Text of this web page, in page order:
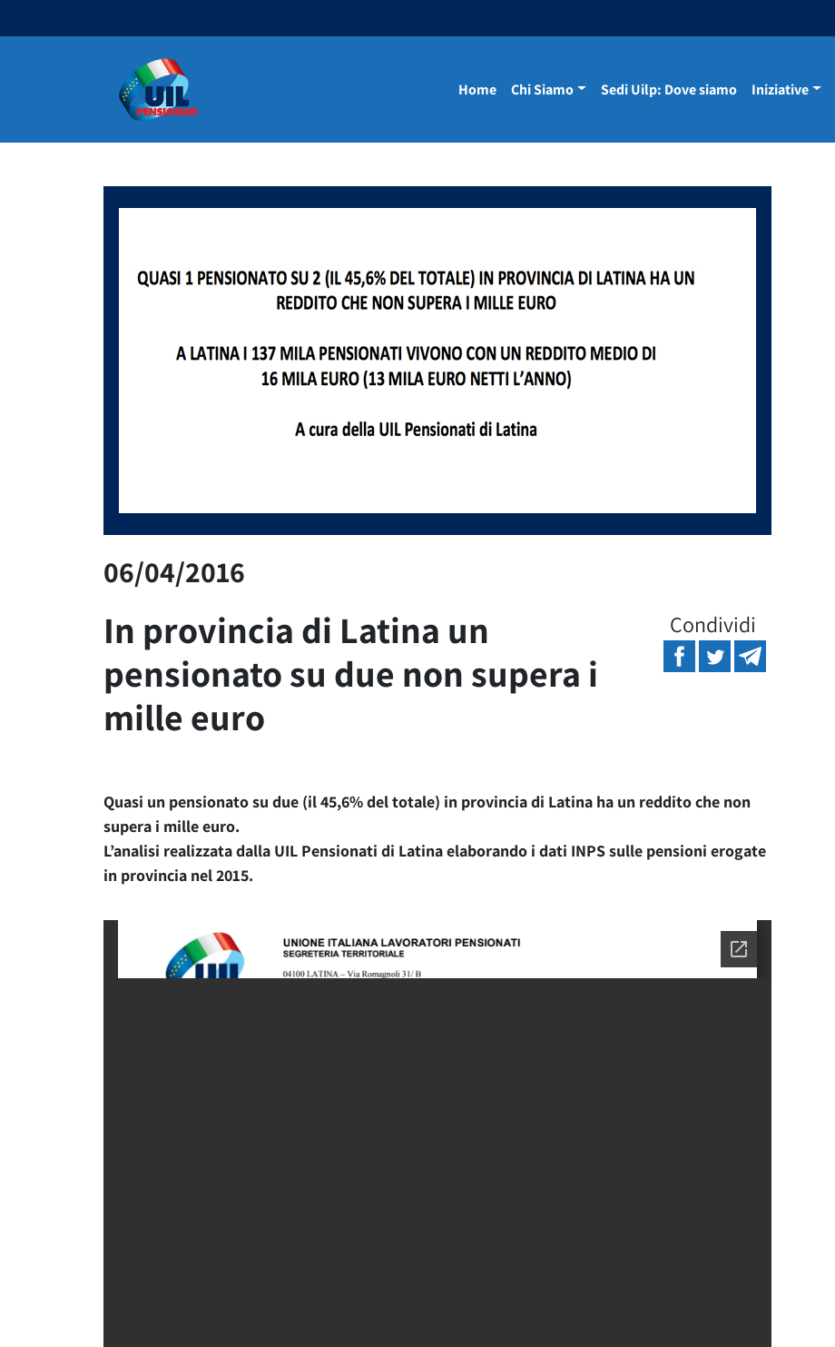
Navigazione principale Home Chi Siamo Sedi Uilp: Dove siamo Iniziative
06/04/2016
In provincia di Latina un
pensionato su due non supera i
mille euro
Condividi
Quasi un pensionato su due (il 45,6% del totale) in provincia di Latina ha un reddito che non
supera i mille euro.
L’analisi realizzata dalla UIL Pensionati di Latina elaborando i dati INPS sulle pensioni erogate
in provincia nel 2015.